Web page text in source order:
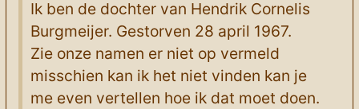
Ik ben de dochter van Hendrik Cornelis
Burgmeijer. Gestorven 28 april 1967.
Zie onze namen er niet op vermeld
misschien kan ik het niet vinden kan je
me even vertellen hoe ik dat moet doen.